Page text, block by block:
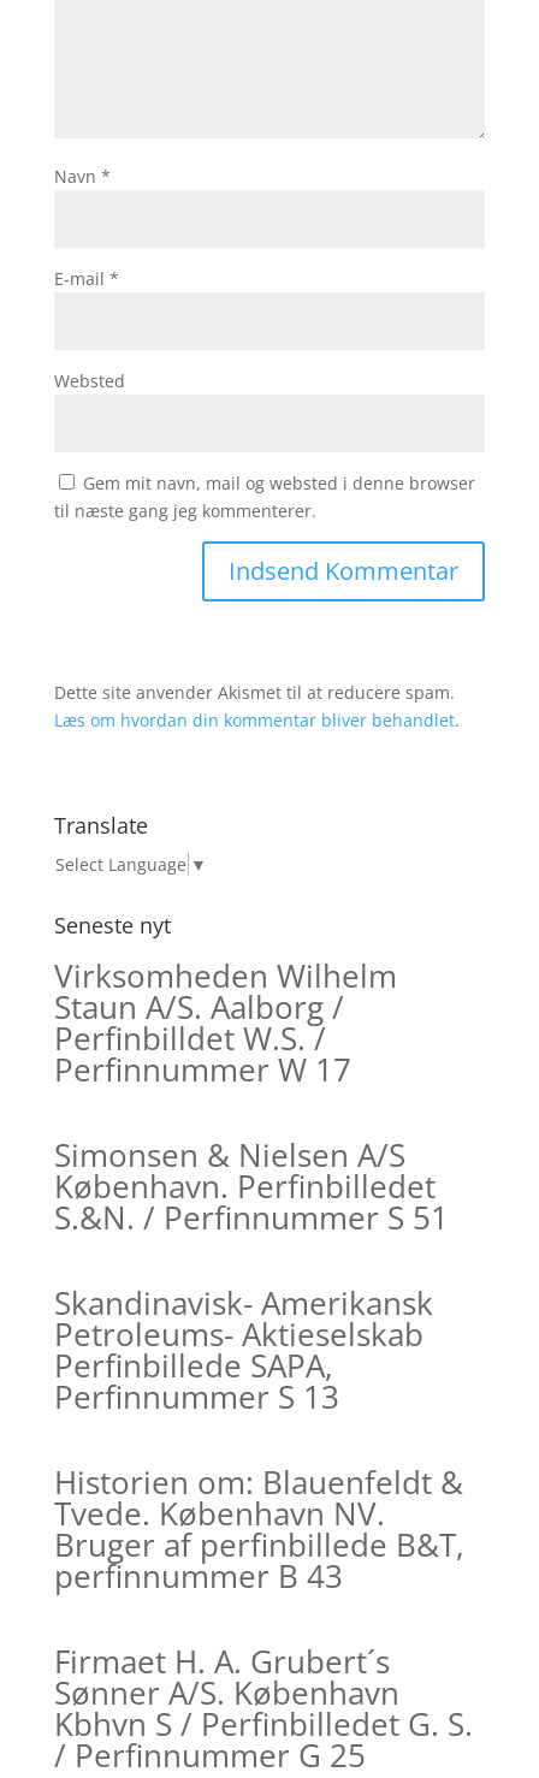
Navn *
E-mail *
Websted
Gem mit navn, mail og websted i denne browser
til næste gang jeg kommenterer.
Dette site anvender Akismet til at reducere spam.
Læs om hvordan din kommentar bliver behandlet.
Translate
Select Language ▼
Seneste nyt
Virksomheden Wilhelm
Staun A/S. Aalborg /
Perfinbilldet W.S. /
Perfinnummer W 17
Simonsen & Nielsen A/S
København. Perfinbilledet
S.&N. / Perfinnummer S 51
Skandinavisk- Amerikansk
Petroleums- Aktieselskab
Perfinbillede SAPA,
Perfinnummer S 13
Historien om: Blauenfeldt &
Tvede. København NV.
Bruger af perfinbillede B&T,
perfinnummer B 43
Firmaet H. A. Grubert´s
Sønner A/S. København
Kbhvn S / Perfinbilledet G. S.
/ Perfinnummer G 25